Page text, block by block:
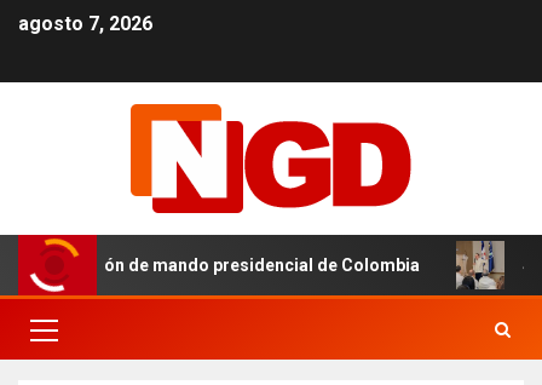
agosto 7, 2026
de mando presidencial de Colombia SNS